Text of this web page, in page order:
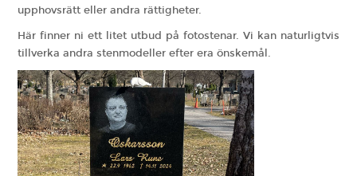
upphovsrätteller andra rättigheter.
Här finner ni ett litet utbud på fotostenar. Vi kan naturligtvis
tillverka andra stenmodeller efter era önskemål.